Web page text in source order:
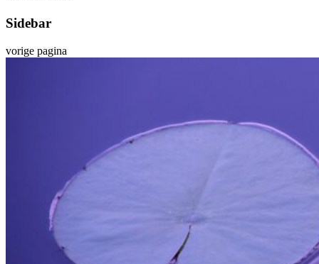
Sidebar
vorige pagina